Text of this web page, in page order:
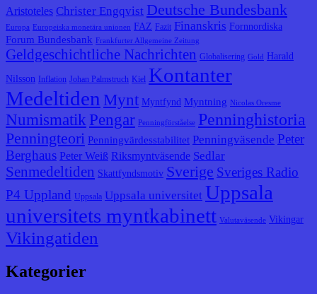
Aristoteles Christer Engqvist Deutsche Bundesbank
Europa Europeiska monetära unionen FAZ Fazit Finanskris Fornnordiska
Forum Bundesbank Frankfurter Allgemeine Zeitung
Geldgeschichtliche Nachrichten Globalisering Gold Harald
Nilsson Inflation Johan Palmstruch Kiel Kontanter
Medeltiden Mynt Myntfynd Myntning Nicolas Oresme
Numismatik Pengar Penningförståelse Penninghistoria
Penningteori Penningvärdesstabilitet Penningväsende Peter
Berghaus Peter Weiß Riksmyntväsende Sedlar
Senmedeltiden Skattfyndsmotiv Sverige Sveriges Radio
P4 Uppland Uppsala Uppsala universitet Uppsala
universitets myntkabinett Valutaväsende Vikingar
Vikingatiden
Kategorier